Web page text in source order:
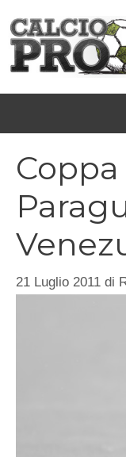
contenuto
Coppa
21 Luglio 2011 di